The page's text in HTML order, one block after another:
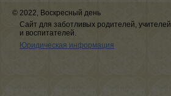
© 2022, Воскресный день
Сайт для заботливых родителей, учителей
и воспитателей.
Юридическая информация